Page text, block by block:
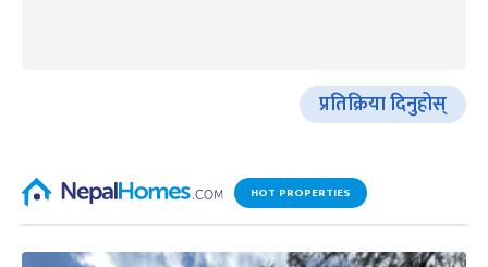
प्रतिक्रिया दिनुहोस्
HOT PROPERTIES